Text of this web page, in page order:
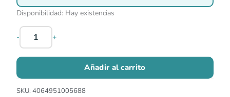
Disponibilidad: Hay existencias
- +
Añadir al carrito
SKU: 4064951005688